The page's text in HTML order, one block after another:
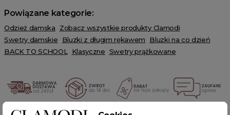
Powiązane kategorie:
Odzież damska
Zobacz wszystkie produkty Clamodi
Swetry damskie
Bluzki z długim rękawem
Bluzki na co dzień
BACK TO SCHOOL
Klasyczne Swetry prążkowane